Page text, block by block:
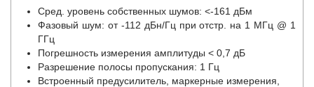
Сред. уровень собственных шумов: <-161 дБм
Фазовый шум: от -112 дБн/Гц при отстр. на 1 МГц @ 1
ГГц
Погрешность измерения амплитуды < 0,7 дБ
Разрешение полосы пропускания: 1 Гц
Встроенный предусилитель, маркерные измерения,